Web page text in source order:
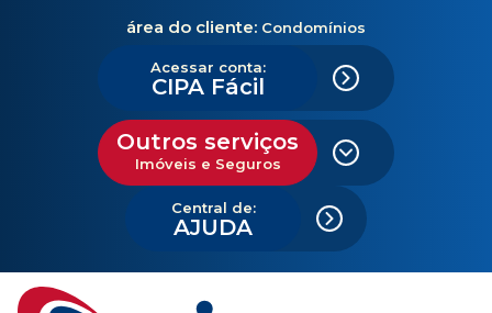
área do cliente: Condomínios
Acessar conta:
CIPA Fácil
Outros serviços
Imóveis e Seguros
Central de:
AJUDA